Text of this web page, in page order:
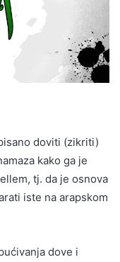
doviti (zikriti)
kako ga je
tj. da je osnova
iste na arapskom
dove i